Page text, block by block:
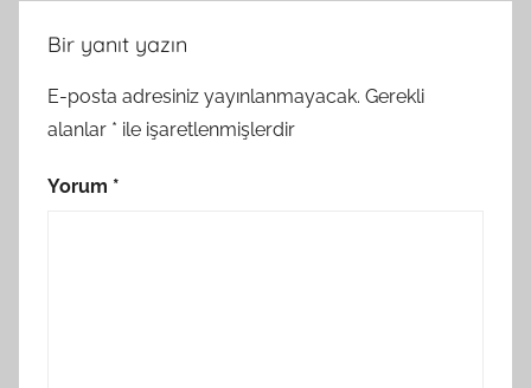
Bir yanıt yazın
E-posta adresiniz yayınlanmayacak. Gerekli
alanlar * ile işaretlenmişlerdir
Yorum *